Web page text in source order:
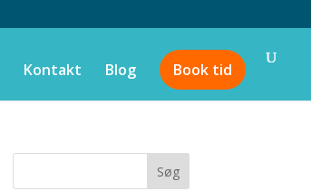
Kontakt Blog Book tid